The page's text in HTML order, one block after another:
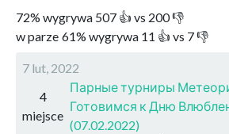
72% wygrywa 507 👍 vs 200👎
w parze 61% wygrywa 11 👍 vs 7👎
7 lut, 2022
4
miejsce
Парные турниры
Готовимся к Дню
(07.02.2022)